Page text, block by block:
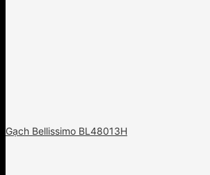
Gạch Bellissimo BL48013H